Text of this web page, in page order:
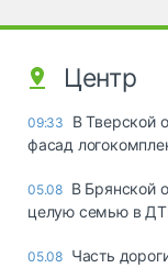
Центр
09:33
В Тверской
фасад
05.08 В Брянской
целую семью в
05.08 Часть